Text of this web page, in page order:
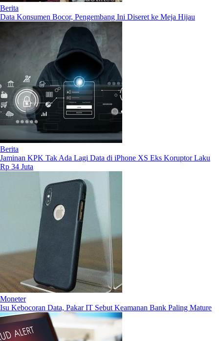
Berita
Data Konsumen Bocor, Pengembang Ini Diseret ke Meja Hijau
Berita
Jaminan KPK Tak Ada Lagi Data di iPhone XS Eks Koruptor Laku
Rp 34 Juta
Moneter
Isu Kebocoran Data, Pakar IT Sebut Keamanan Bank Paling Mature